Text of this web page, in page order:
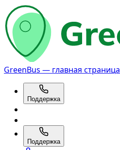
GreenBus — главная страница
Поддержка
Поддержка